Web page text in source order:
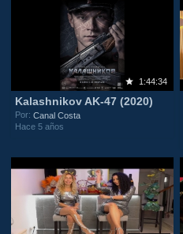
1:44:34
Kalashnikov AK-47 (2020)
Por:Canal Costa
Hace 5 años